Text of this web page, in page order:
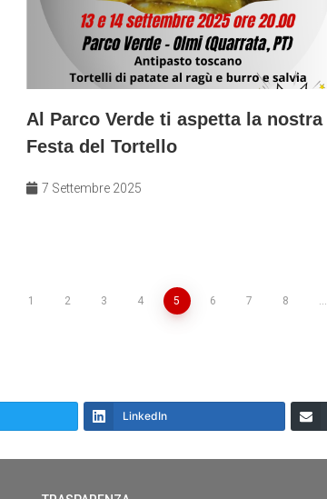
Al Parco Verde ti aspetta la nostra
Festa del Tortello
7 Settembre 2025
1 2 3 4 5 6 7 8 …
LinkedIn